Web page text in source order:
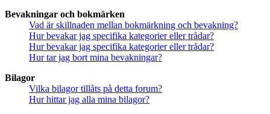
Bevakningar och bokmärken
Vad är skillnaden mellan bokmärkning och bevakning?
Hur bevakar jag specifika kategorier eller trådar?
Hur bevakar jag specifika kategorier eller trådar?
Hur tar jag bort mina bevakningar?
Bilagor
Vilka bilagor tillåts på detta forum?
Hur hittar jag alla mina bilagor?